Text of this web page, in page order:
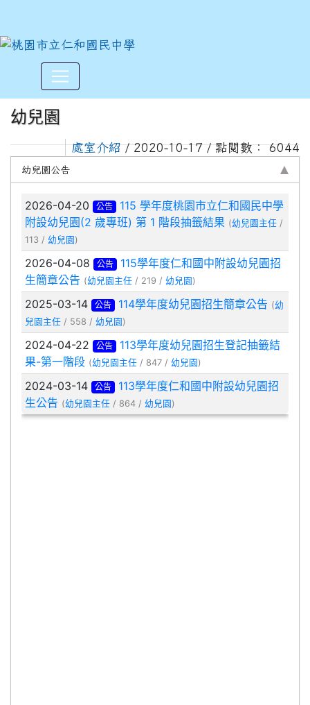
幼兒園
處室介紹/ 2020-10-17 / 點閱數： 6044
幼兒園公告